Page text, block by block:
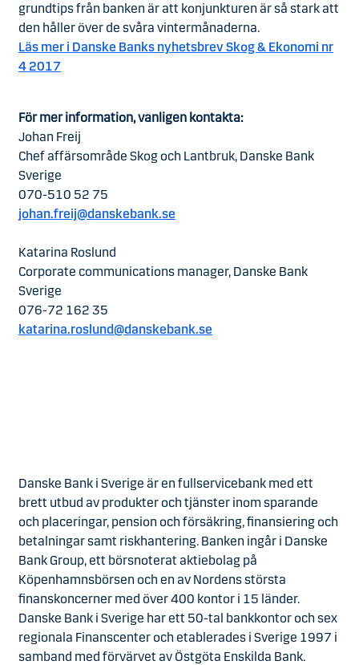
grundtips från banken är att konjunkturen är så stark att
den håller över de svåra vintermånaderna.
Läs mer i Danske Banks nyhetsbrev Skog & Ekonomi nr
4 2017
För mer information, vänligen kontakta:
Johan Freij
Chef affärsområde Skog och Lantbruk, Danske Bank
Sverige
070-510 52 75
johan.freij@danskebank.se
Katarina Roslund
Corporate communications manager, Danske Bank
Sverige
076-72 162 35
katarina.roslund@danskebank.se
Danske Bank i Sverige är en fullservicebank med ett
brett utbud av produkter och tjänster inom sparande
och placeringar, pension och försäkring, finansiering och
betalningar samt riskhantering. Banken ingår i Danske
Bank Group, ett börsnoterat aktiebolag på
Köpenhamnsbörsen och en av Nordens största
finanskoncerner med över 400 kontor i 15 länder.
Danske Bank i Sverige har ett 50-tal bankkontor och sex
regionala Finanscenter och etablerades i Sverige 1997 i
samband med förvärvet av Östgöta Enskilda Bank.